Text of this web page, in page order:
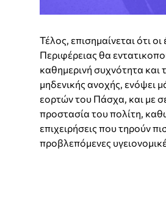
Τέλος, επισημαίνεται ότι οι
Περιφέρειας θα
καθημερινή συχνότητα και
μηδενικής ανοχής, ενόψει
εορτών του Πάσχα, και με
προστασία του πολίτη,
επιχειρήσεις που τηρούν
προβλεπόμενες